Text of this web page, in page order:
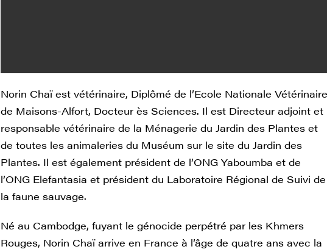
Norin Chaï est vétérinaire, Diplômé de l’Ecole Nationale Vétérinaire
de Maisons-Alfort, Docteur ès Sciences. Il est Directeur adjoint et
responsable vétérinaire de la Ménagerie du Jardin des Plantes et
de toutes les animaleries du Muséum sur le site du Jardin des
Plantes. Il est également président de l’ONG Yaboumba et de
l’ONG Elefantasia et président du Laboratoire Régional de Suivi de
la faune sauvage.
Né au Cambodge, fuyant le génocide perpétré par les Khmers
Rouges, Norin Chaï arrive en France à l’âge de quatre ans avec la